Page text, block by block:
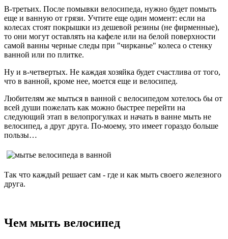
В-третьих. После помывки велосипеда, нужно будет помыть
еще и ванную от грязи. Учтите еще один момент: если на
колесах стоят покрышки из дешевой резины (не фирменные),
то они могут оставлять на кафеле или на белой поверхности
самой ванны черные следы при "чирканье" колеса о стенку
ванной или по плитке.
Ну и в-четвертых. Не каждая хозяйка будет счастлива от того,
что в ванной, кроме нее, моется еще и велосипед.
Любителям же мыться в ванной с велосипедом хотелось бы от
всей души пожелать как можно быстрее перейти на
следующий этап в велопрогулках и начать в ванне мыть не
велосипед, а друг друга. По-моему, это имеет гораздо больше
пользы…
Так что каждый решает сам - где и как мыть своего железного
друга.
Чем мыть велосипед